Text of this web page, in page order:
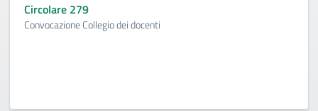
Circolare 279
Convocazione Collegio dei docenti